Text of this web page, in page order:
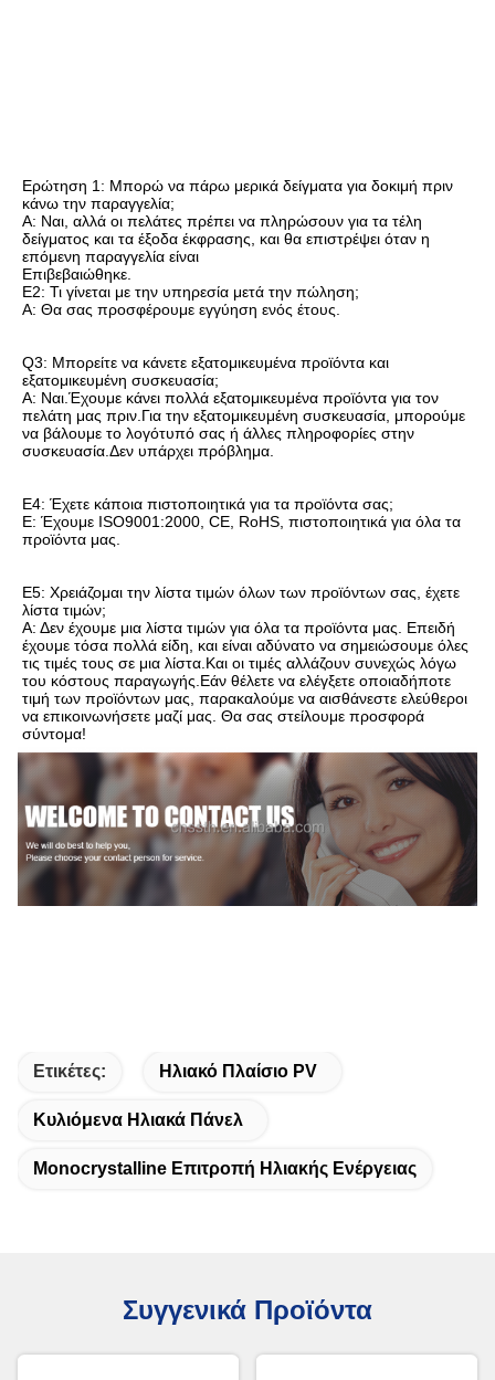
Ερώτηση 1: Μπορώ να πάρω μερικά δείγματα για δοκιμή πριν
κάνω την παραγγελία;
Α: Ναι, αλλά οι πελάτες πρέπει να πληρώσουν για τα τέλη
δείγματος και τα έξοδα έκφρασης, και θα επιστρέψει όταν η
επόμενη παραγγελία είναι
Επιβεβαιώθηκε.
Ε2: Τι γίνεται με την υπηρεσία μετά την πώληση;
Α: Θα σας προσφέρουμε εγγύηση ενός έτους.
Q3: Μπορείτε να κάνετε εξατομικευμένα προϊόντα και
εξατομικευμένη συσκευασία;
Α: Ναι.Έχουμε κάνει πολλά εξατομικευμένα προϊόντα για τον
πελάτη μας πριν.Για την εξατομικευμένη συσκευασία, μπορούμε
να βάλουμε το λογότυπό σας ή άλλες πληροφορίες στην
συσκευασία.Δεν υπάρχει πρόβλημα.
Ε4: Έχετε κάποια πιστοποιητικά για τα προϊόντα σας;
Ε: Έχουμε ISO9001:2000, CE, RoHS, πιστοποιητικά για όλα τα
προϊόντα μας.
Ε5: Χρειάζομαι την λίστα τιμών όλων των προϊόντων σας, έχετε
λίστα τιμών;
Α: Δεν έχουμε μια λίστα τιμών για όλα τα προϊόντα μας. Επειδή
έχουμε τόσα πολλά είδη, και είναι αδύνατο να σημειώσουμε όλες
τις τιμές τους σε μια λίστα.Και οι τιμές αλλάζουν συνεχώς λόγω
του κόστους παραγωγής.Εάν θέλετε να ελέγξετε οποιαδήποτε
τιμή των προϊόντων μας, παρακαλούμε να αισθάνεστε ελεύθεροι
να επικοινωνήσετε μαζί μας. Θα σας στείλουμε προσφορά
σύντομα!
Ετικέτες: Ηλιακό Πλαίσιο PV
Κυλιόμενα Ηλιακά Πάνελ
Monocrystalline Επιτροπή Ηλιακής Ενέργειας
Συγγενικά Προϊόντα